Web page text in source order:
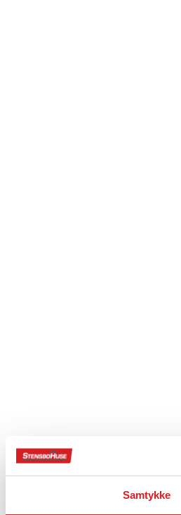
Samtykke